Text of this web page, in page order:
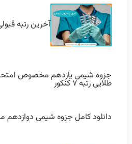
آخرین رتبه قبولی
جزوه شیمی یازدهم مخصوص
طلایی رتبه ۷ کنکور
دانلود کامل جزوه شیمی